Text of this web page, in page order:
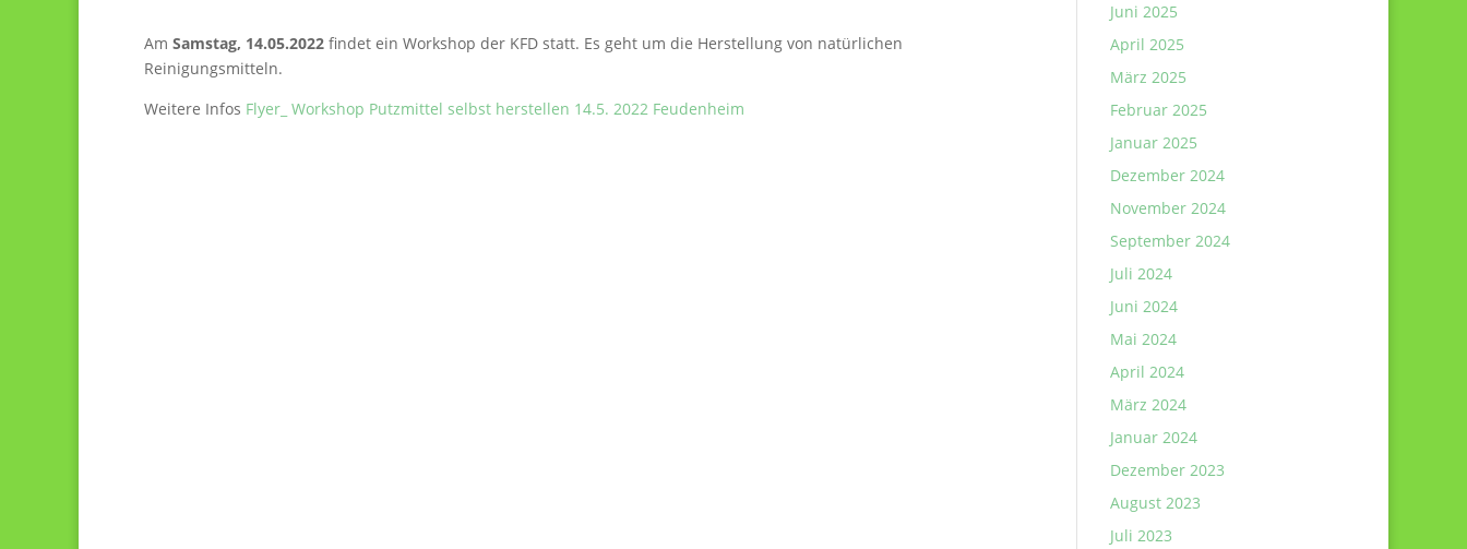
Am Samstag, 14.05.2022 findet ein Workshop der KFD statt. Es geht um die Herstellung von natürlichen
Reinigungsmitteln.
Weitere Infos Flyer_ Workshop Putzmittel selbst herstellen 14.5. 2022 Feudenheim
Juni 2025
April 2025
März 2025
Februar 2025
Januar 2025
Dezember 2024
November 2024
September 2024
Juli 2024
Juni 2024
Mai 2024
April 2024
März 2024
Januar 2024
Dezember 2023
August 2023
Juli 2023